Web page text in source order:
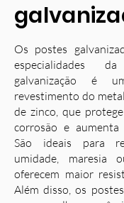
Os postes
especialidades
galvanização é
revestimento do
de zinco, que
corrosão e aumenta
São ideais para
umidade, maresia
oferecem maior
Além disso, os